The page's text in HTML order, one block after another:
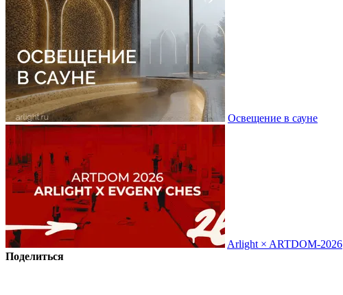
Освещение в сауне
Arlight × ARTDOM-2026
Поделиться